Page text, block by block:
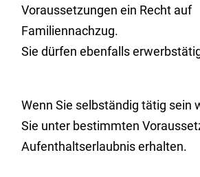
Voraussetzungen ein Recht auf
Familiennachzug.
Sie dürfen ebenfalls
Wenn Sie selbständig tätig sein
Sie unter bestimmten
Aufenthaltserlaubnis erhalten.